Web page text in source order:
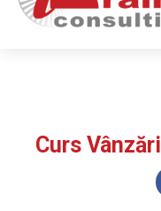
Curs Vânzări